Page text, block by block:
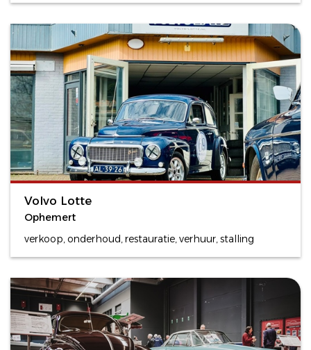
Volvo Lotte
Ophemert
verkoop, onderhoud, restauratie, verhuur, stalling